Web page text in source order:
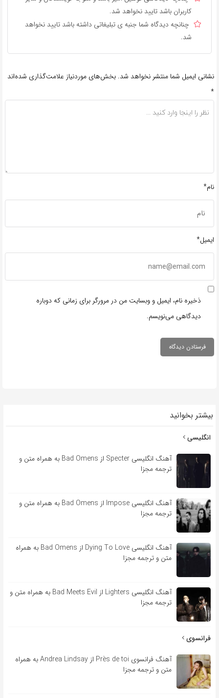
کاربران باشد تایید نخواهد شد.
چنانچه دیدگاه شما جنبه ی تبلیغاتی داشته باشد تایید نخواهد
شد.
نشانی ایمیل شما منتشر نخواهد شد. بخش‌های موردنیاز علامت‌گذاری شده‌اند
*
نام*
ایمیل*
ذخیره نام، ایمیل و وبسایت من در مرورگر برای زمانی که دوباره
دیدگاهی می‌نویسم.
بیشتر بخوانید
انگلیسی
آهنگ انگلیسی Specter از Bad Omens به همراه متن و
ترجمه مجزا
آهنگ انگلیسی Impose از Bad Omens به همراه متن و
ترجمه مجزا
آهنگ انگلیسی Dying To Love از Bad Omens به همراه
متن و ترجمه مجزا
آهنگ انگلیسی Lighters از Bad Meets Evil به همراه متن و
ترجمه مجزا
فرانسوی
آهنگ فرانسوی Près de toi از Andrea Lindsay به همراه
متن و ترجمه مجزا